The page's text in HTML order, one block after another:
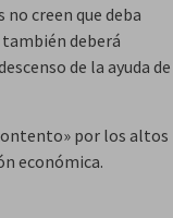
creen que deba
deberá
de la ayuda de
por los altos
económica.